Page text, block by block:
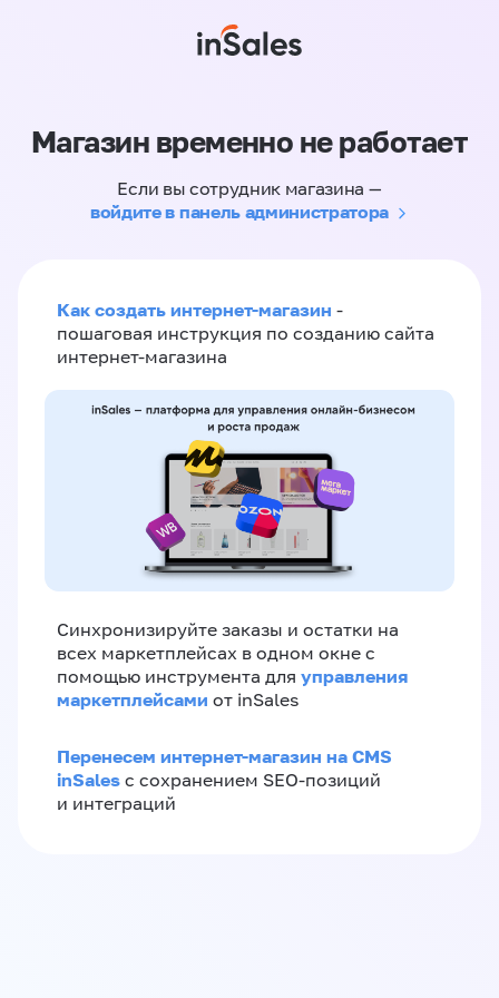
Магазин временно не работает
Если вы сотрудник магазина —
войдите в панель администратора
Как создать интернет-магазин -
пошаговая инструкция по созданию сайта
интернет-магазина
Синхронизируйте заказы и остатки на
всех маркетплейсах в одном окне с
помощью инструмента для управления
маркетплейсами от inSales
Перенесем интернет-магазин на CMS
inSales с сохранением SEO-позиций
и интеграций